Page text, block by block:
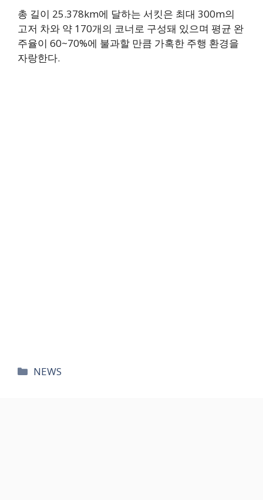
총 길이 25.378km에 달하는 서킷은 최대 300m의
고저 차와 약 170개의 코너로 구성돼 있으며 평균 완
주율이 60~70%에 불과할 만큼 가혹한 주행 환경을
자랑한다.
카
NEWS